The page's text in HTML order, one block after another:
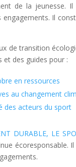
de la jeunesse. Il
engagements. Il
de transition
des guides pour :
en ressources
au changement
des acteurs du sport
DURABLE, LE
écoresponsable.